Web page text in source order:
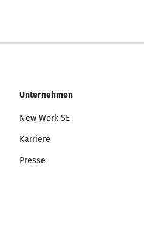
Unternehmen
New Work SE
Karriere
Presse